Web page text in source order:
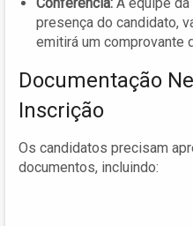
presença do candidato,
emitirá um comprovante
Documentação
Inscrição
Os candidatos precisam
documentos, incluindo: